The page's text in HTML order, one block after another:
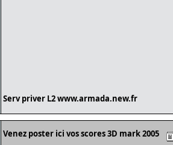
Serv priver L2 www.armada.new.fr
Venez poster ici vos scores 3D mark 2005